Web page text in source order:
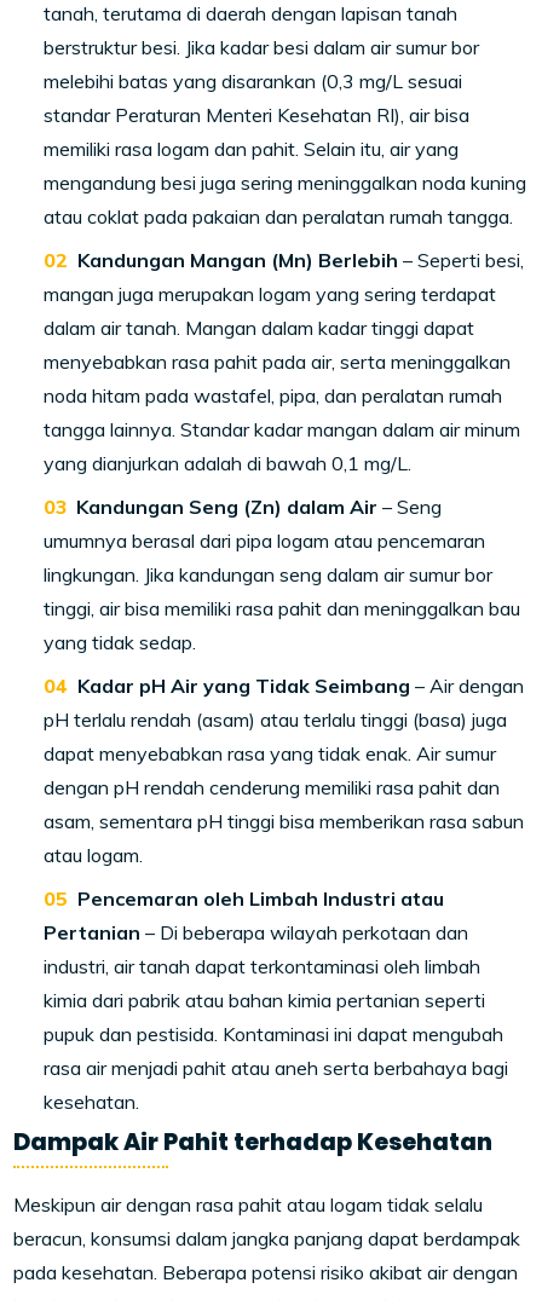
tanah, terutama di daerah dengan lapisan tanah
berstruktur besi. Jika kadar besi dalam air sumur bor
melebihi batas yang disarankan (0,3 mg/L sesuai
standar Peraturan Menteri Kesehatan RI), air bisa
memiliki rasa logam dan pahit. Selain itu, air yang
mengandung besi juga sering meninggalkan noda kuning
atau coklat pada pakaian dan peralatan rumah tangga.
Kandungan Mangan (Mn) Berlebih – Seperti besi,
mangan juga merupakan logam yang sering terdapat
dalam air tanah. Mangan dalam kadar tinggi dapat
menyebabkan rasa pahit pada air, serta meninggalkan
noda hitam pada wastafel, pipa, dan peralatan rumah
tangga lainnya. Standar kadar mangan dalam air minum
yang dianjurkan adalah di bawah 0,1 mg/L.
Kandungan Seng (Zn) dalam Air – Seng
umumnya berasal dari pipa logam atau pencemaran
lingkungan. Jika kandungan seng dalam air sumur bor
tinggi, air bisa memiliki rasa pahit dan meninggalkan bau
yang tidak sedap.
Kadar pH Air yang Tidak Seimbang – Air dengan
pH terlalu rendah (asam) atau terlalu tinggi (basa) juga
dapat menyebabkan rasa yang tidak enak. Air sumur
dengan pH rendah cenderung memiliki rasa pahit dan
asam, sementara pH tinggi bisa memberikan rasa sabun
atau logam.
Pencemaran oleh Limbah Industri atau
Pertanian – Di beberapa wilayah perkotaan dan
industri, air tanah dapat terkontaminasi oleh limbah
kimia dari pabrik atau bahan kimia pertanian seperti
pupuk dan pestisida. Kontaminasi ini dapat mengubah
rasa air menjadi pahit atau aneh serta berbahaya bagi
kesehatan.
Dampak Air Pahit terhadap Kesehatan
Meskipun air dengan rasa pahit atau logam tidak selalu
beracun, konsumsi dalam jangka panjang dapat berdampak
pada kesehatan. Beberapa potensi risiko akibat air dengan